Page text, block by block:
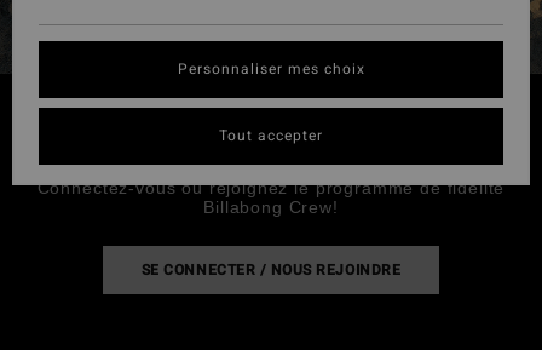
CYBER MONDAY
Connectez-vous ou rejoignez le programme de fidélité
Billabong Crew!
SE CONNECTER / NOUS REJOINDRE
Personnaliser mes choix
Tout accepter